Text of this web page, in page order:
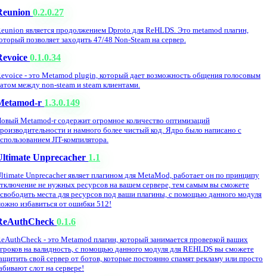
0.2.0.27
является продолжением Dproto для ReHLDS. Это metamod плагин,
позволяет заходить 47/48 Non-Steam на сервер.
0.1.0.34
- это Metamod plugin, который дает возможность общения голосовым
между non-steam и steam клиентами.
r 1.3.0.149
Metamod-r содержит огромное количество оптимизаций
и намного более чистый код. Ядро было написано с
JIT-компилятора.
Unprecacher 1.1
Unprecacher являет плагином для MetaMod, работает он по принципу
не нужных ресурсов на вашем сервере, тем самым вы сможете
места для ресурсов под ваши плагины, с помощью данного модуля
избавиться от ошибки 512!
0.1.6
- это Metamod плагин, который занимается проверкой ваших
на валидность, с помощью данного модуля для REHLDS вы сможете
свой сервер от ботов, которые постоянно спамят рекламу или просто
слот на сервере!